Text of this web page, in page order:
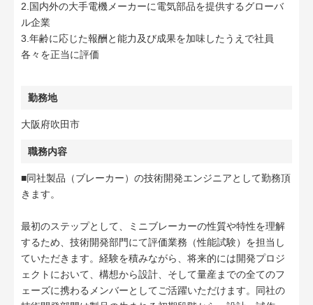
2.国内外の大手電機メーカーに電気部品を提供するグローバ
ル企業
3.年齢に応じた報酬と能力及び成果を加味したうえで社員
各々を正当に評価
勤務地
大阪府吹田市
職務内容
■同社製品（ブレーカー）の技術開発エンジニアとして勤務頂
きます。
最初のステップとして、ミニブレーカーの性質や特性を理解
するため、技術開発部門にて評価業務（性能試験）を担当し
ていただきます。経験を積みながら、将来的には開発プロジ
ェクトにおいて、構想から設計、そして量産までの全てのフ
ェーズに携わるメンバーとしてご活躍いただけます。同社の